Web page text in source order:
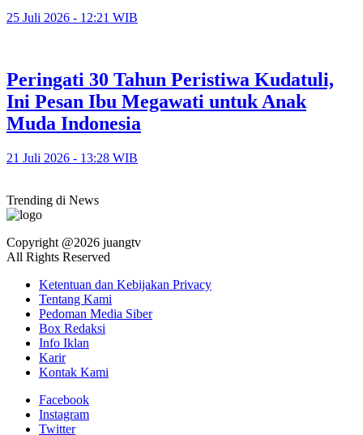
25 Juli 2026 - 12:21 WIB
Peringati 30 Tahun Peristiwa Kudatuli,
Ini Pesan Ibu Megawati untuk Anak
Muda Indonesia
21 Juli 2026 - 13:28 WIB
Trending di News
Copyright @2026 juangtv
All Rights Reserved
Ketentuan dan Kebijakan Privacy
Tentang Kami
Pedoman Media Siber
Box Redaksi
Info Iklan
Karir
Kontak Kami
Facebook
Instagram
Twitter